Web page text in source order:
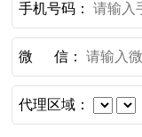
手机号码：
微 信：
代理区域：